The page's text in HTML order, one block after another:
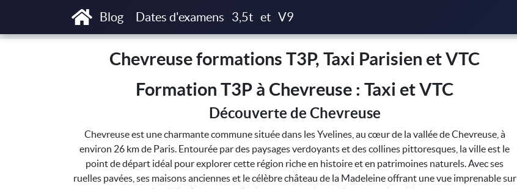
Blog Dates d'examens 3,5t et V9
Accueil Chevreuse formations T3P, Taxi Parisien et VTC
Chevreuse formations T3P, Taxi Parisien et VTC
Formation T3P à Chevreuse : Taxi et VTC
Découverte de Chevreuse
Chevreuse est une charmante commune située dans les Yvelines, au cœur de la vallée de Chevreuse, à
environ 26 km de Paris. Entourée par des paysages verdoyants et des collines pittoresques, la ville est le
point de départ idéal pour explorer cette région riche en histoire et en patrimoines naturels. Avec ses
ruelles pavées, ses maisons anciennes et le célèbre château de la Madeleine offrant une vue imprenable sur